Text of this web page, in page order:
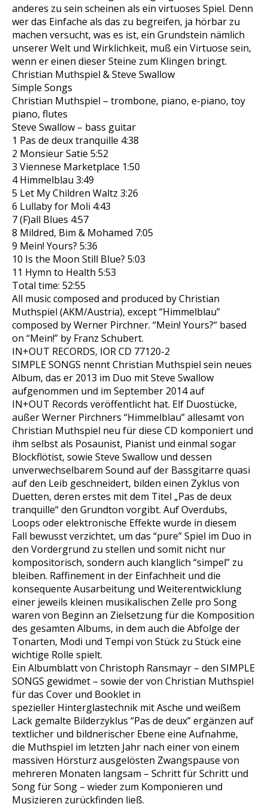
anderes zu sein scheinen als ein virtuoses Spiel. Denn
wer das Einfache als das zu begreifen, ja hörbar zu
machen versucht, was es ist, ein Grundstein nämlich
unserer Welt und Wirklichkeit, muß ein Virtuose sein,
wenn er einen dieser Steine zum Klingen bringt.
Christian Muthspiel & Steve Swallow
Simple Songs
Christian Muthspiel – trombone, piano, e-piano, toy
piano, flutes
Steve Swallow – bass guitar
1 Pas de deux tranquille 4:38
2 Monsieur Satie 5:52
3 Viennese Marketplace 1:50
4 Himmelblau 3:49
5 Let My Children Waltz 3:26
6 Lullaby for Moli 4:43
7 (F)all Blues 4:57
8 Mildred, Bim & Mohamed 7:05
9 Mein! Yours? 5:36
10 Is the Moon Still Blue? 5:03
11 Hymn to Health 5:53
Total time: 52:55
All music composed and produced by Christian
Muthspiel (AKM/Austria), except “Himmelblau”
composed by Werner Pirchner. “Mein! Yours?“ based
on “Mein!” by Franz Schubert.
IN+OUT RECORDS, IOR CD 77120-2
SIMPLE SONGS nennt Christian Muthspiel sein neues
Album, das er 2013 im Duo mit Steve Swallow
aufgenommen und im September 2014 auf
IN+OUT Records veröffentlicht hat. Elf Duostücke,
außer Werner Pirchners “Himmelblau” allesamt von
Christian Muthspiel neu für diese CD komponiert und
ihm selbst als Posaunist, Pianist und einmal sogar
Blockflötist, sowie Steve Swallow und dessen
unverwechselbarem Sound auf der Bassgitarre quasi
auf den Leib geschneidert, bilden einen Zyklus von
Duetten, deren erstes mit dem Titel „Pas de deux
tranquille“ den Grundton vorgibt. Auf Overdubs,
Loops oder elektronische Effekte wurde in diesem
Fall bewusst verzichtet, um das “pure” Spiel im Duo in
den Vordergrund zu stellen und somit nicht nur
kompositorisch, sondern auch klanglich “simpel” zu
bleiben. Raffinement in der Einfachheit und die
konsequente Ausarbeitung und Weiterentwicklung
einer jeweils kleinen musikalischen Zelle pro Song
waren von Beginn an Zielsetzung für die Komposition
des gesamten Albums, in dem auch die Abfolge der
Tonarten, Modi und Tempi von Stück zu Stück eine
wichtige Rolle spielt.
Ein Albumblatt von Christoph Ransmayr – den SIMPLE
SONGS gewidmet – sowie der von Christian Muthspiel
für das Cover und Booklet in
spezieller Hinterglastechnik mit Asche und weißem
Lack gemalte Bilderzyklus “Pas de deux” ergänzen auf
textlicher und bildnerischer Ebene eine Aufnahme,
die Muthspiel im letzten Jahr nach einer von einem
massiven Hörsturz ausgelösten Zwangspause von
mehreren Monaten langsam – Schritt für Schritt und
Song für Song – wieder zum Komponieren und
Musizieren zurückfinden ließ.